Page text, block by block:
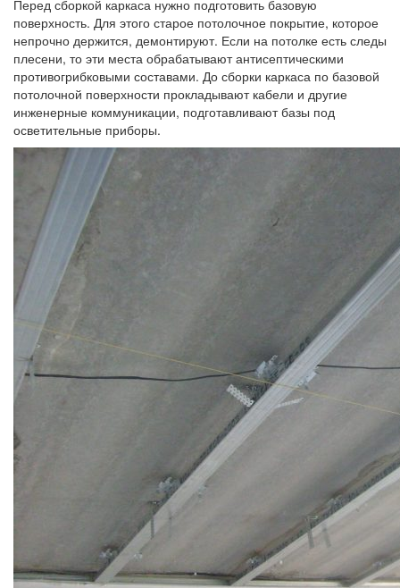
Перед сборкой каркаса нужно подготовить базовую
поверхность. Для этого старое потолочное покрытие, которое
непрочно держится, демонтируют. Если на потолке есть следы
плесени, то эти места обрабатывают антисептическими
противогрибковыми составами. До сборки каркаса по базовой
потолочной поверхности прокладывают кабели и другие
инженерные коммуникации, подготавливают базы под
осветительные приборы.